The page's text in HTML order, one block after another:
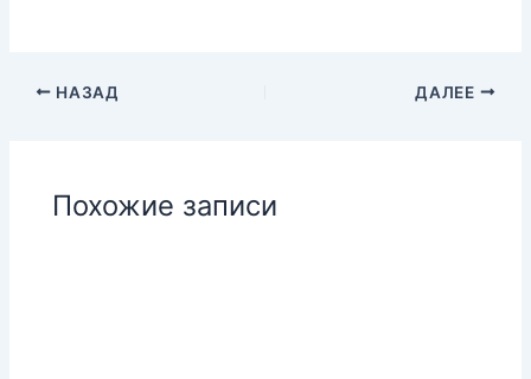
НАЗАД ДАЛЕЕ
Похожие записи